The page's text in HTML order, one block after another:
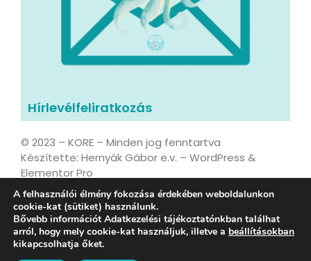
Hírlevélfeliratkozás
© 2023 – KORE – Minden jog fenntartva
Készítette: Hernyák Gábor e.v. – WordPress &
Elementor Pro
Adatvédelmi tájékoztató
A felhasználói élmény fokozása érdekében weboldalunkon
cookie-kat (sütiket) használunk.
Bővebb információt Adatkezelési tájékoztatónkban találhat
arról, hogy mely cookie-kat használjuk, illetve a beállításokban
kikapcsolhatja őket.